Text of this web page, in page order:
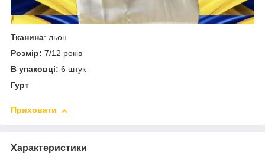
Тканина: льон
Розмір: 7/12 років
В упаковці: 6 штук
Гурт
Приховати
Характеристики